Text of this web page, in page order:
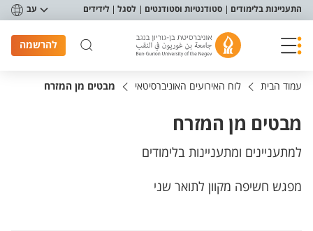
תפריט נגישות
התעניינות בלימודים סטודנטיות וסטודנטים לסגל לידידים עב
להרשמה
עמוד הבית לוח האירועים האוניברסיטאי מבטים מן המזרח
מבטים מן המזרח
למתעניינים ומתעניינות בלימודים
מפגש חשיפה מקוון לתואר שני